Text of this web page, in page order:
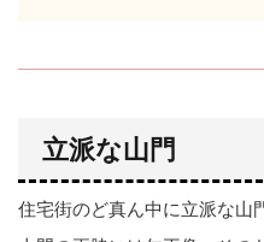
立派な山門
住宅街のど真ん中に立派な山